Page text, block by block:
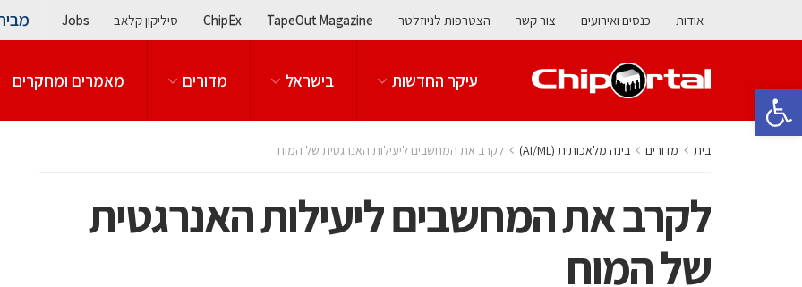
פתח סרגל נגישות
אודות כנסים ואירועים צור קשר הצטרפות לניוזלטר TapeOut Magazine
ChipEx סיליקון קלאב Jobs
עיקר החדשות בישראל מדורים מאמרים ומחקרים
בית מדורים בינה מלאכותית (AI/ML) לקרב את המחשבים ליעילות האנרגטית של המוח
לקרב את המחשבים ליעילות האנרגטית
של המוח